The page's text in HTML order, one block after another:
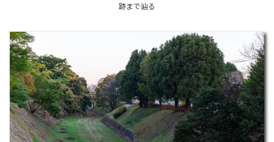
跡まで辿る